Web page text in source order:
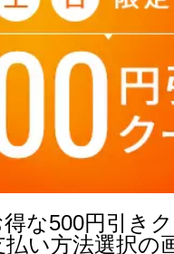
) のご注文
ー手配品)
な500円引き
い方法選択の